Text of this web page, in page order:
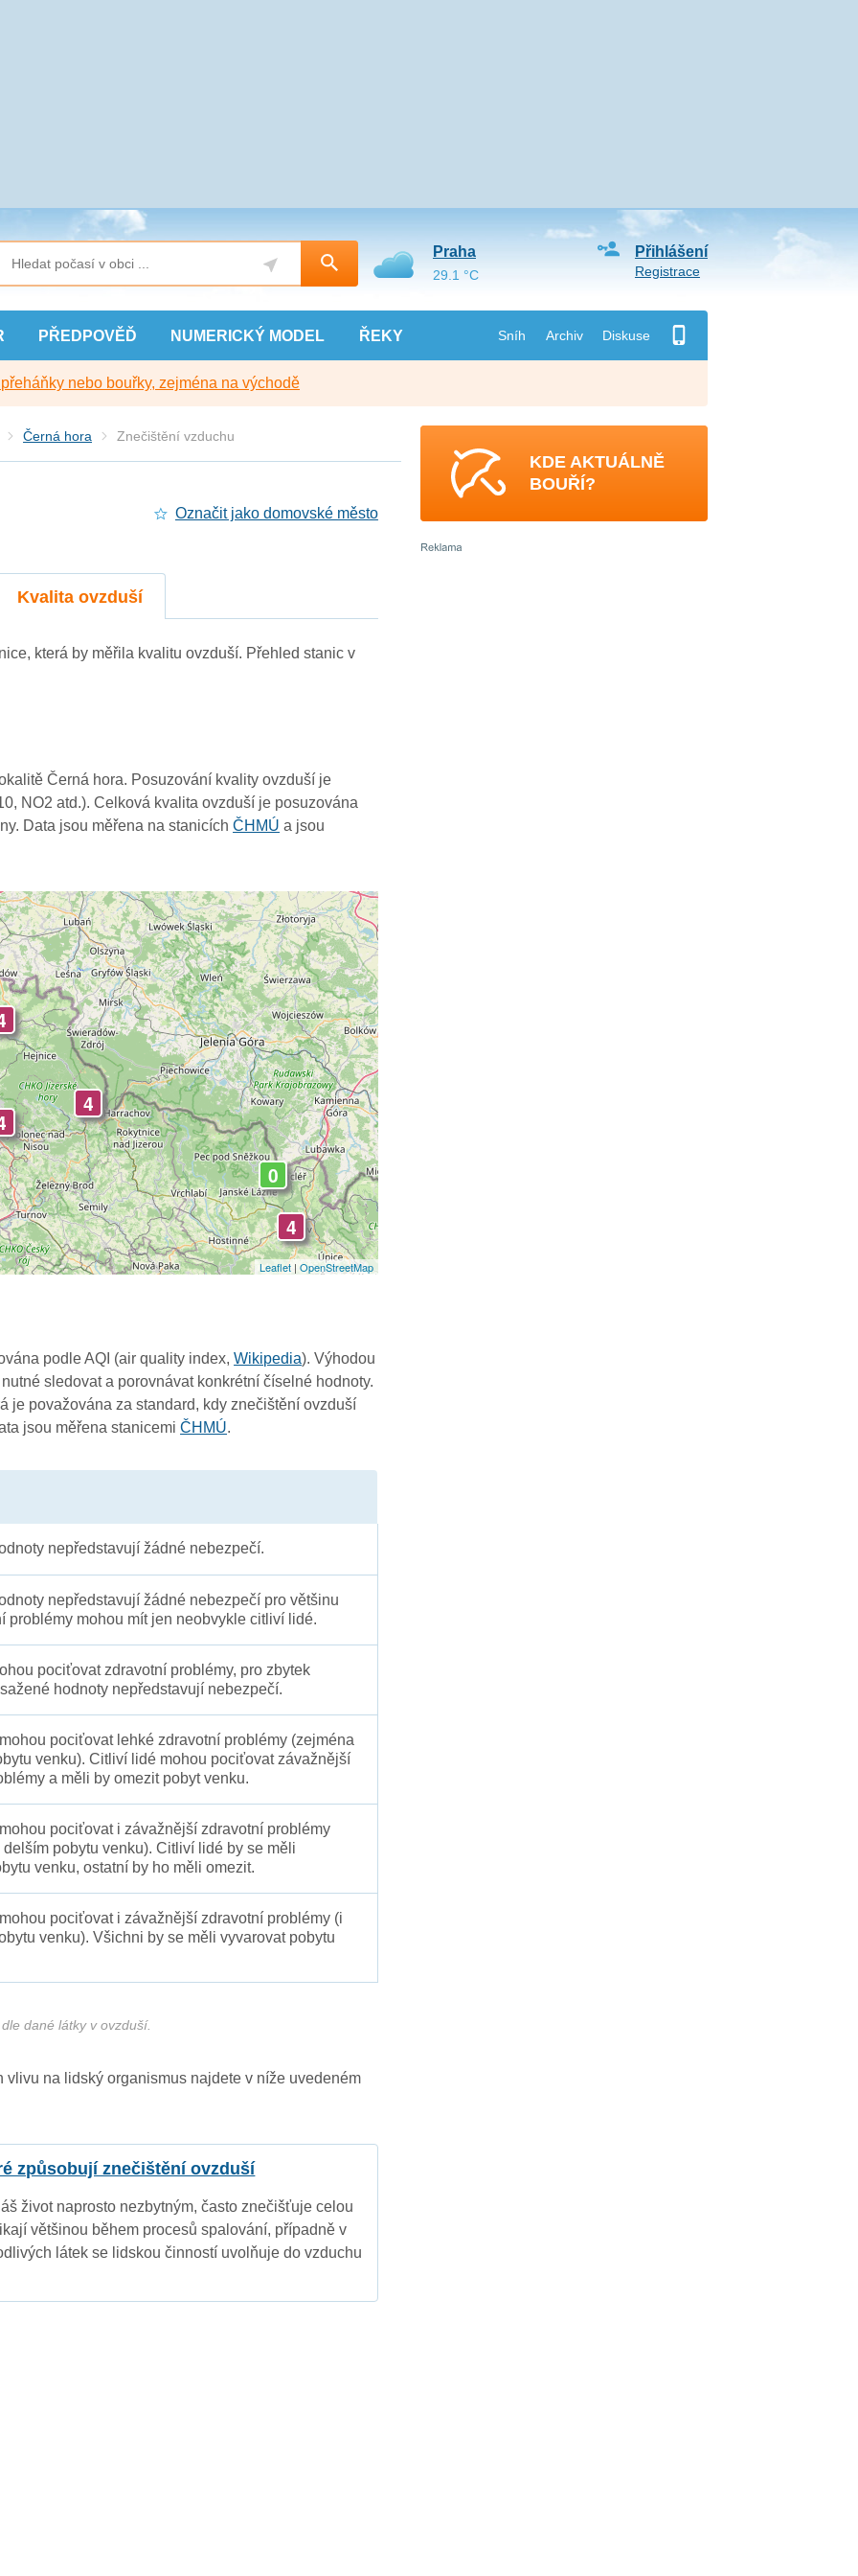
PŘEDPOVĚĎ NUMERICKÝ MODEL ŘEKY Sníh Archiv Diskuse
Přihlášení
Registrace
Praha
29.1 °C
nebo bouřky, zejména na východě
Černá hora Znečištění vzduchu
Označit jako domovské město
Kvalita ovzduší
která by měřila kvalitu ovzduší. Přehled stanic v
Černá hora. Posuzování kvality ovzduší je
NO2 atd.). Celková kvalita ovzduší je posuzována
Data jsou měřena na stanicíchČHMÚ a jsou
4
4
4
3
3
0
Leaflet| OpenStreetMap
podle AQI (air quality index,Wikipedia). Výhodou
sledovat a porovnávat konkrétní číselné hodnoty.
je považována za standard, kdy znečištění ovzduší
jsou měřena stanicemiČHMÚ.
nepředstavují žádné nebezpečí.
nepředstavují žádné nebezpečí pro většinu
problémy mohou mít jen neobvykle citliví lidé.
pociťovat zdravotní problémy, pro zbytek
hodnoty nepředstavují nebezpečí.
pociťovat lehké zdravotní problémy (zejména
venku). Citliví lidé mohou pociťovat závažnější
a měli by omezit pobyt venku.
pociťovat i závažnější zdravotní problémy
delším pobytu venku). Citliví lidé by se měli
venku, ostatní by ho měli omezit.
pociťovat i závažnější zdravotní problémy (i
venku). Všichni by se měli vyvarovat pobytu
dané látky v ovzduší.
vlivu na lidský organismus najdete v níže uvedeném
způsobují znečištění ovzduší
život naprosto nezbytným, často znečišťuje celou
většinou během procesů spalování, případně v
látek se lidskou činností uvolňuje do vzduchu
KDE AKTUÁLNĚ
BOUŘÍ?